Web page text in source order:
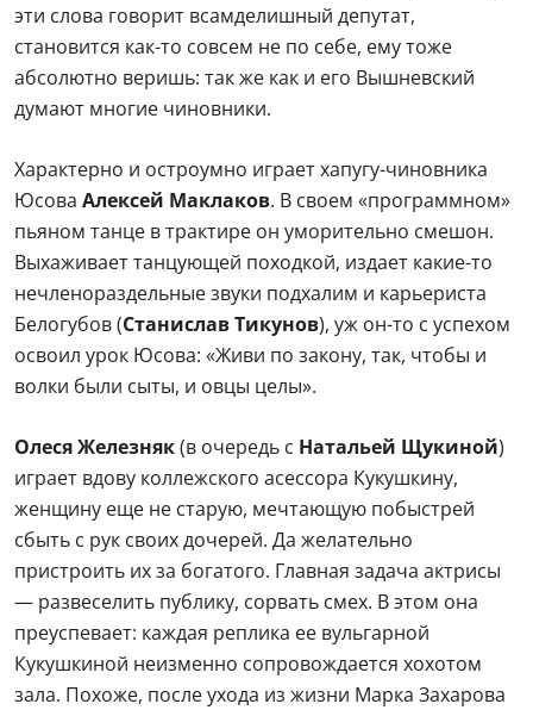
эти слова говорит всамделишный депутат,
становится как-то совсем не по себе, ему тоже
абсолютно веришь: так же как и его Вышневский
думают многие чиновники.
Характерно и остроумно играет хапугу-чиновника
Юсова Алексей Маклаков. В своем «программном»
пьяном танце в трактире он уморительно смешон.
Выхаживает танцующей походкой, издает какие-то
нечленораздельные звуки подхалим и карьериста
Белогубов (Станислав Тикунов), уж он-то с успехом
освоил урок Юсова: «Живи по закону, так, чтобы и
волки были сыты, и овцы целы».
Олеся Железняк(в очередь с Натальей Щукиной)
играет вдову коллежского асессора Кукушкину,
женщину еще не старую, мечтающую побыстрей
сбыть с рук своих дочерей. Да желательно
пристроить их за богатого. Главная задача актрисы
— развеселить публику, сорвать смех. В этом она
преуспевает: каждая реплика ее вульгарной
Кукушкиной неизменно сопровождается хохотом
зала. Похоже, после ухода из жизни Марка Захарова